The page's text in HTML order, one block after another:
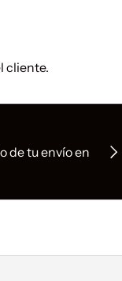
cliente.
de tu envío en